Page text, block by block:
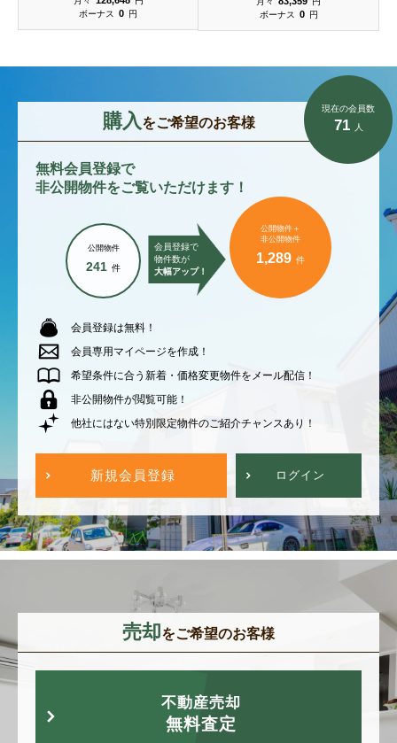
ボーナス
0 円
ボーナス
0 円
購入 をご希望のお客様
無料会員登録で
非公開物件をご覧いただけます！
会員登録で
物件数が
大幅アップ！
公開物件
241 件
公開物件＋
非公開物件
1,289 件
現在の会員数
71 人
会員登録は無料！
会員専用マイページを作成！
希望条件に合う新着・価格変更物件をメール配信！
非公開物件が閲覧可能！
他社にはない特別限定物件のご紹介チャンスあり！
新規会員登録 ログイン
売却をご希望のお客様
不動産売却
無料査定